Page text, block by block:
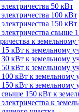
50 кВт
100 кВт
150 кВт
свыше
к земельному
кВт к земельному
кВт к земельному
кВт к земельному
кВт к земельному
кВт к земельному
150 кВт к
к